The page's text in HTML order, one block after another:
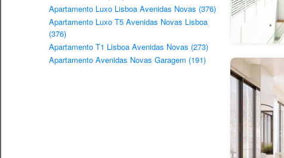
Apartamento Luxo Lisboa Avenidas Novas (376)
Apartamento Luxo T5 Avenidas Novas Lisboa
(376)
Apartamento T1 Lisboa Avenidas Novas (273)
Apartamento Avenidas Novas Garagem (191)